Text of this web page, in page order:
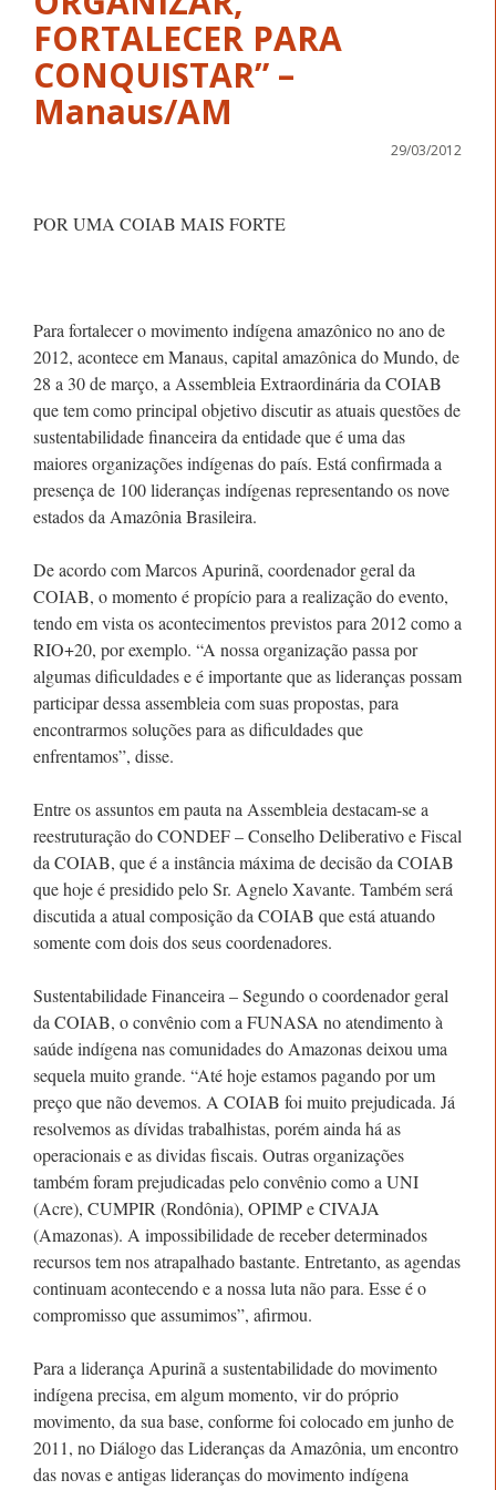
FORTALECER PARA
CONQUISTAR” –
Manaus/AM
29/03/2012
POR UMA COIAB MAIS FORTE
Para fortalecer o movimento indígena amazônico no ano de
2012, acontece em Manaus, capital amazônica do Mundo, de
28 a 30 de março, a Assembleia Extraordinária da COIAB
que tem como principal objetivo discutir as atuais questões de
sustentabilidade financeira da entidade que é uma das
maiores organizações indígenas do país. Está confirmada a
presença de 100 lideranças indígenas representando os nove
estados da Amazônia Brasileira.
De acordo com Marcos Apurinã, coordenador geral da
COIAB, o momento é propício para a realização do evento,
tendo em vista os acontecimentos previstos para 2012 como a
RIO+20, por exemplo. “A nossa organização passa por
algumas dificuldades e é importante que as lideranças possam
participar dessa assembleia com suas propostas, para
encontrarmos soluções para as dificuldades que
enfrentamos”, disse.
Entre os assuntos em pauta na Assembleia destacam-se a
reestruturação do CONDEF – Conselho Deliberativo e Fiscal
da COIAB, que é a instância máxima de decisão da COIAB
que hoje é presidido pelo Sr. Agnelo Xavante. Também será
discutida a atual composição da COIAB que está atuando
somente com dois dos seus coordenadores.
Sustentabilidade Financeira – Segundo o coordenador geral
da COIAB, o convênio com a FUNASA no atendimento à
saúde indígena nas comunidades do Amazonas deixou uma
sequela muito grande. “Até hoje estamos pagando por um
preço que não devemos. A COIAB foi muito prejudicada. Já
resolvemos as dívidas trabalhistas, porém ainda há as
operacionais e as dividas fiscais. Outras organizações
também foram prejudicadas pelo convênio como a UNI
(Acre), CUMPIR (Rondônia), OPIMP e CIVAJA
(Amazonas). A impossibilidade de receber determinados
recursos tem nos atrapalhado bastante. Entretanto, as agendas
continuam acontecendo e a nossa luta não para. Esse é o
compromisso que assumimos”, afirmou.
Para a liderança Apurinã a sustentabilidade do movimento
indígena precisa, em algum momento, vir do próprio
movimento, da sua base, conforme foi colocado em junho de
2011, no Diálogo das Lideranças da Amazônia, um encontro
das novas e antigas lideranças do movimento indígena